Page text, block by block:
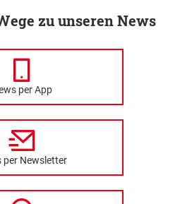
zu unseren News
per App
per Newsletter